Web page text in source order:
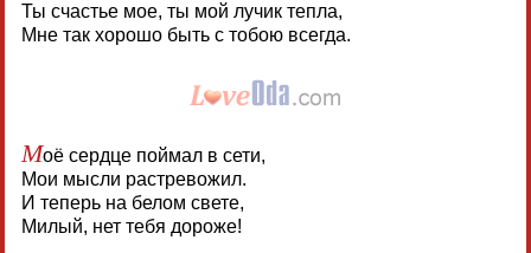
Ты счастье мое, ты мой лучик тепла,
Мне так хорошо быть с тобою всегда.
Моё сердце поймал в сети,
Мои мысли растревожил.
И теперь на белом свете,
Милый, нет тебя дороже!